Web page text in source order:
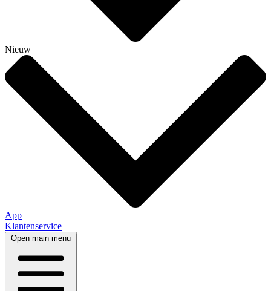
Nieuw
App
Klantenservice
Open main menu